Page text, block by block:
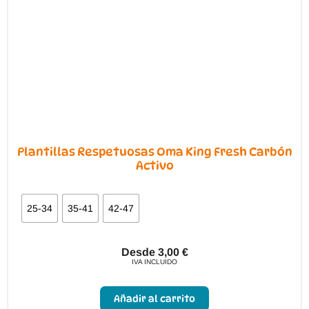
Plantillas Respetuosas Oma King Fresh Carbón
Activo
25-34 35-41 42-47
Desde 3,00 €
IVA INCLUIDO
Añadir al carrito